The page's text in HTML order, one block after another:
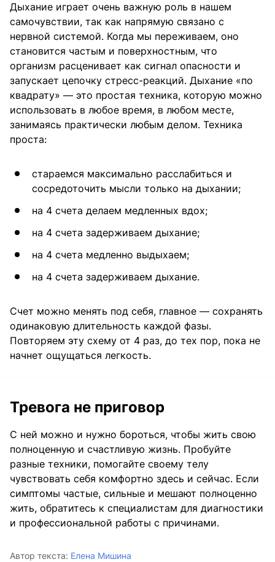
Дыхание играет очень важную роль в нашем
самочувствии, так как напрямую связано с
нервной системой. Когда мы переживаем, оно
становится частым и поверхностным, что
организм расценивает как сигнал опасности и
запускает цепочку стресс-реакций. Дыхание «по
квадрату» — это простая техника, которую можно
использовать в любое время, в любом месте,
занимаясь практически любым делом. Техника
проста:
стараемся максимально расслабиться и
сосредоточить мысли только на дыхании;
на 4 счета делаем медленных вдох;
на 4 счета задерживаем дыхание;
на 4 счета медленно выдыхаем;
на 4 счета задерживаем дыхание.
Счет можно менять под себя, главное — сохранять
одинаковую длительность каждой фазы.
Повторяем эту схему от 4 раз, до тех пор, пока не
начнет ощущаться легкость.
Тревога не приговор
С ней можно и нужно бороться, чтобы жить свою
полноценную и счастливую жизнь. Пробуйте
разные техники, помогайте своему телу
чувствовать себя комфортно здесь и сейчас. Если
симптомы частые, сильные и мешают полноценно
жить, обратитесь к специалистам для диагностики
и профессиональной работы с причинами.
Автор текста: Елена Мишина